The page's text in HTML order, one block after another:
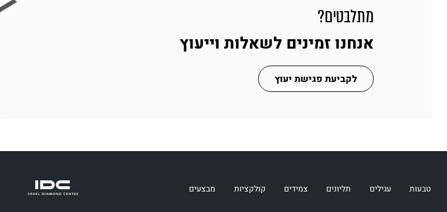
מתלבטים?
אנחנו זמינים לשאלות וייעוץ
לקביעת פגישת יעוץ
טבעות עגילים תליונים צמידים קולקציות מבצעים